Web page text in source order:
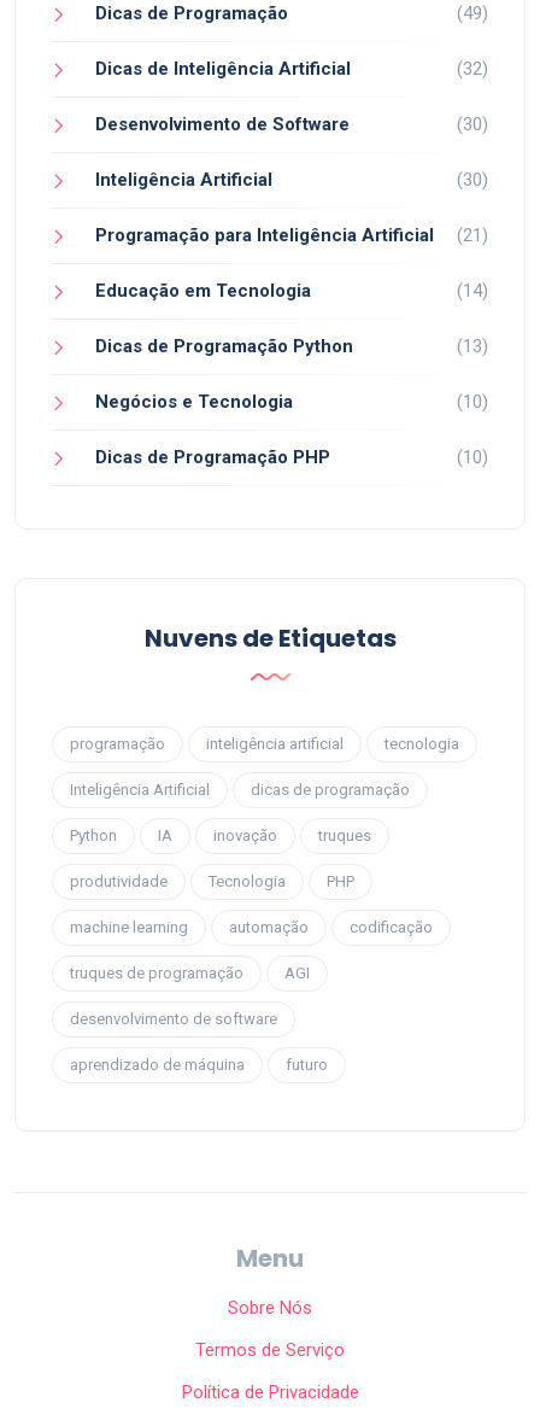
Dicas de Programação (49)
Dicas de Inteligência Artificial (32)
Desenvolvimento de Software (30)
Inteligência Artificial (30)
Programação para Inteligência Artificial (21)
Educação em Tecnologia (14)
Dicas de Programação Python (13)
Negócios e Tecnologia (10)
Dicas de Programação PHP (10)
Nuvens de Etiquetas
programação inteligência artificial tecnologia
Inteligência Artificial dicas de programação
Python IA inovação truques
produtividade Tecnologia PHP
machine learning automação codificação
truques de programação AGI
desenvolvimento de software
aprendizado de máquina futuro
Menu
Sobre Nós
Termos de Serviço
Política de Privacidade